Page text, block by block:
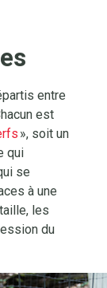
entre
est
», soit un
qui
se
à une
les
du